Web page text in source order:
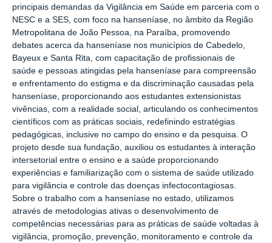
principais demandas da Vigilância em Saúde em parceria com o
NESC e a SES, com foco na hanseníase, no âmbito da Região
Metropolitana de João Pessoa, na Paraíba, promovendo
debates acerca da hanseníase nos municípios de Cabedelo,
Bayeux e Santa Rita, com capacitação de profissionais de
saúde e pessoas atingidas pela hanseníase para compreensão
e enfrentamento do estigma e da discriminação causadas pela
hanseníase, proporcionando aos estudantes extensionistas
vivências, com a realidade social, articulando os conhecimentos
científicos com as práticas sociais, redefinindo estratégias
pedagógicas, inclusive no campo do ensino e da pesquisa. O
projeto desde sua fundação, auxiliou os estudantes à interação
intersetorial entre o ensino e a saúde proporcionando
experiências e familiarização com o sistema de saúde utilizado
para vigilância e controle das doenças infectocontagiosas.
Sobre o trabalho com a hanseníase no estado, utilizamos
através de metodologias ativas o desenvolvimento de
competências necessárias para as práticas de saúde voltadas à
vigilância, promoção, prevenção, monitoramento e controle da